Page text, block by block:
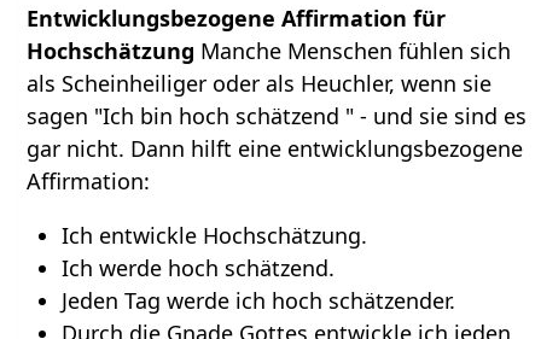
Entwicklungsbezogene Affirmation für
Hochschätzung Manche Menschen fühlen sich
als Scheinheiliger oder als Heuchler, wenn sie
sagen "Ich bin hoch schätzend " - und sie sind es
gar nicht. Dann hilft eine entwicklungsbezogene
Affirmation:
Ich entwickle Hochschätzung.
Ich werde hoch schätzend.
Jeden Tag werde ich hoch schätzender.
Durch die Gnade Gottes entwickle ich jeden